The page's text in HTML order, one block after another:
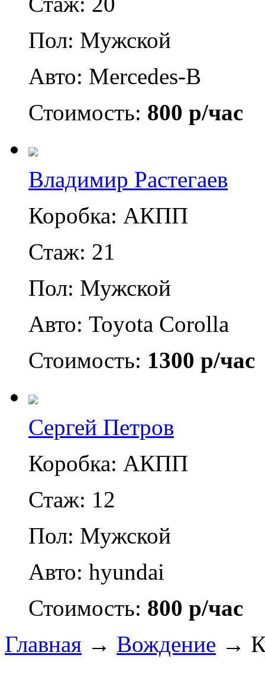
Пол: Мужской
Авто: Mercedes-B
Стоимость: 800 р/час
Владимир Растегаев
Коробка: АКПП
Стаж: 21
Пол: Мужской
Авто: Toyota Corolla
Стоимость: 1300 р/час
Сергей Петров
Коробка: АКПП
Стаж: 12
Пол: Мужской
Авто: hyundai
Стоимость: 800 р/час
Главная → Вождение →